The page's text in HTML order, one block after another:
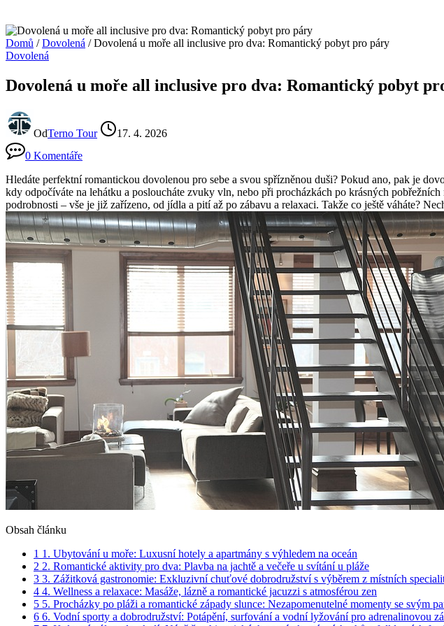
Domů / Dovolená / Dovolená u moře all inclusive pro dva: Romantický pobyt pro páry
Dovolená
Dovolená u moře all inclusive pro dva: Romantický pobyt
OdTerno Tour
17. 4. 2026
0 Komentáře
Hledáte perfektní romantickou dovolenou pro ⁣sebe a svou⁤ spřízněnou duši? Pokud ano, pak je
⁢kdy odpočíváte na lehátku a posloucháte zvuky vln, nebo při procházkách po ⁣krásných⁤
podrobnosti – vše je již zařízeno, od jídla a pití až po zábavu a relaxaci. Takže co ⁢ještě váháte?
Obsah článku
1 1. Ubytování u moře: Luxusní hotely a ⁤apartmány s ​výhledem na oceán
2 2. Romantické aktivity pro ‌dva: ​Plavba ​na jachtě a večeře u svítání ​u‍ pláže
3 3.⁣ Zážitková⁤ gastronomie: ‍Exkluzivní chuťové​ dobrodružství⁢ s výběrem ‌z místních
4 4. Wellness a relaxace: Masáže, lázně a romantické jacuzzi s atmosférou zen
5 5. Procházky po pláži a⁤ romantické západy slunce: Nezapomenutelné momenty se ⁣svým
6 6. ​Vodní sporty a dobrodružství: Potápění, ⁤surfování a vodní lyžování pro adrenalinovou